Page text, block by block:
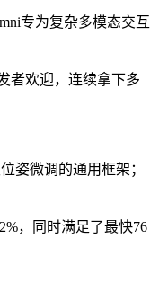
专为复杂多模态交互
者欢迎，连续拿下多
姿微调的通用框架；
，同时满足了最快76